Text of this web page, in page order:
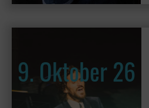
9. Oktober 26